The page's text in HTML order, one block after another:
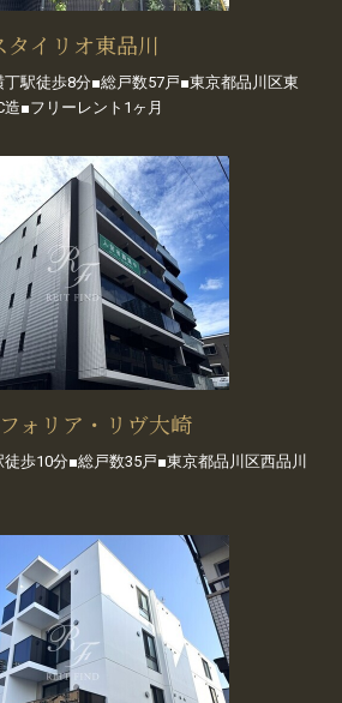
タイリオ東品川
駅徒歩8分■総戸数57戸■東京都品川区東
■フリーレント1ヶ月
ォリア・リヴ大崎
歩10分■総戸数35戸■東京都品川区西品川